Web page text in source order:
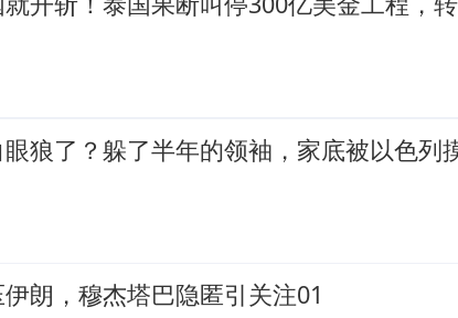
狼了？躲了半年的领袖，家底被以色列
朗，穆杰塔巴隐匿引关注01